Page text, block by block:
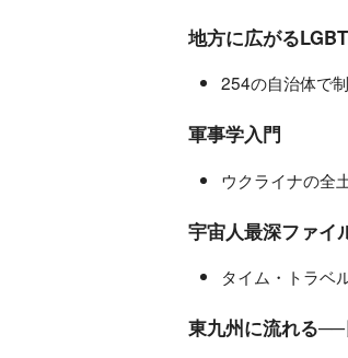
地方に広がる
254の自治体で
軍事学入門
ウクライナの全
宇宙人最深ファイ
タイム・トラベ
東九州に流れる──